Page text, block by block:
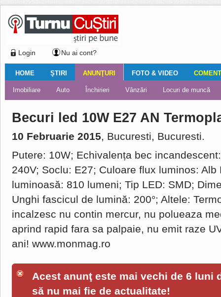
Login Nu ai cont?
HOME
Ştiri locale Turnaţi aici! Nemulţumirile localnicilor
ŞTIRI
Ştiri locale Ştiri din ţară Financiar Editorial
ANUNŢURI
Imobiliare Auto Închirieri Vânzări Locuri de muncă
FOTO & VIDEO
Galerii Foto Galerii video
Comentariul zilei
Becuri led 10W E27 AN
10 Februarie 2015, Bucuresti, Bucuresti.
Putere: 10W; Echivalența bec
240V; Soclu: E27; Culoare flux luminos: Alb
luminoasă: 810 lumeni; Tip LED: SMD;
Unghi fascicul de lumină: 200°; Altele:
incalzesc nu contin mercur, nu polueaza
aprind rapid fara sa palpaie, nu emit raze
ani! www.monmag.ro
Acest anunţ este mai vechi de 6 luni
să nu mai fie de actualitate!